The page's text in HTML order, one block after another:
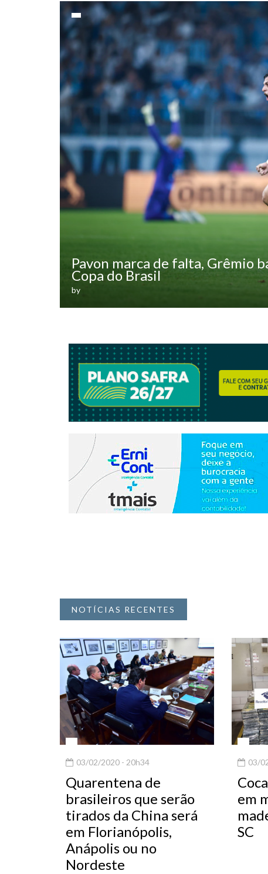
Pavon marca de falta, Grêmio
Copa do Brasil
by
NOTÍCIAS RECENTES
03/02/2020 - 20h34
Quarentena de
brasileiros que serão
tirados da China será
em Florianópolis,
Anápolis ou no
Nordeste
03/
em
SC